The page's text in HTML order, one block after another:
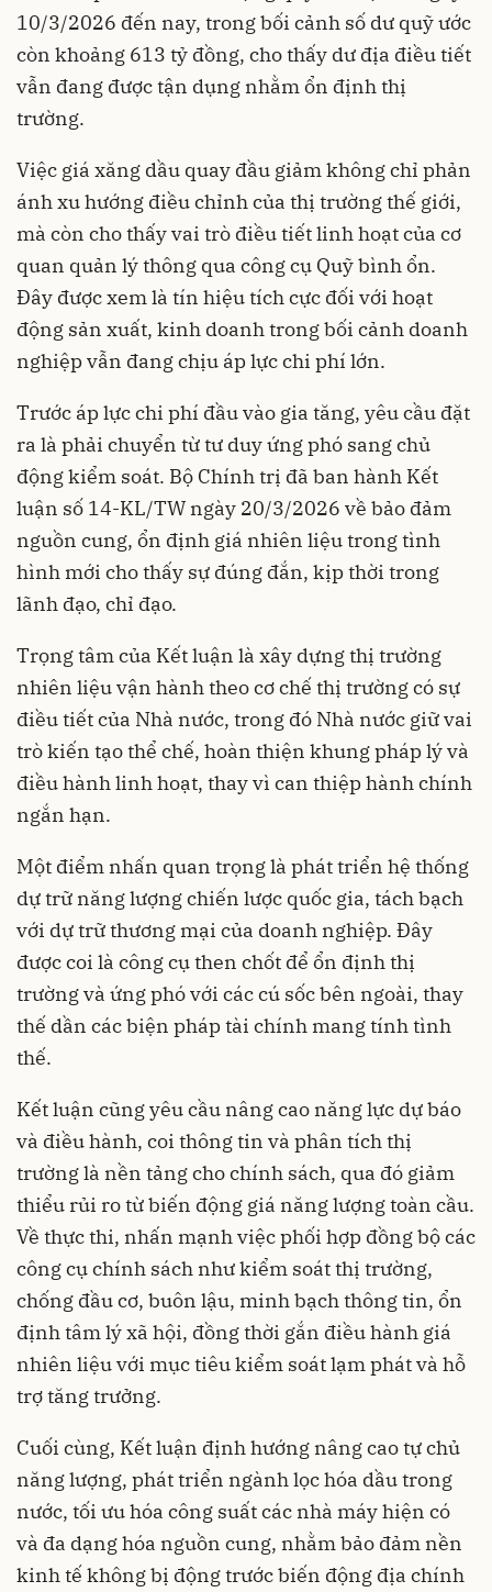
10/3/2026 đến nay, trong bối cảnh số dư quỹ ước
còn khoảng 613 tỷ đồng, cho thấy dư địa điều tiết
vẫn đang được tận dụng nhằm ổn định thị
trường.
Việc giá xăng dầu quay đầu giảm không chỉ phản
ánh xu hướng điều chỉnh của thị trường thế giới,
mà còn cho thấy vai trò điều tiết linh hoạt của cơ
quan quản lý thông qua công cụ Quỹ bình ổn.
Đây được xem là tín hiệu tích cực đối với hoạt
động sản xuất, kinh doanh trong bối cảnh doanh
nghiệp vẫn đang chịu áp lực chi phí lớn.
Trước áp lực chi phí đầu vào gia tăng, yêu cầu đặt
ra là phải chuyển từ tư duy ứng phó sang chủ
động kiểm soát. Bộ Chính trị đã ban hành Kết
luận số 14-KL/TW ngày 20/3/2026 về bảo đảm
nguồn cung, ổn định giá nhiên liệu trong tình
hình mới cho thấy sự đúng đắn, kịp thời trong
lãnh đạo, chỉ đạo.
Trọng tâm của Kết luận là xây dựng thị trường
nhiên liệu vận hành theo cơ chế thị trường có sự
điều tiết của Nhà nước, trong đó Nhà nước giữ vai
trò kiến tạo thể chế, hoàn thiện khung pháp lý và
điều hành linh hoạt, thay vì can thiệp hành chính
ngắn hạn.
Một điểm nhấn quan trọng là phát triển hệ thống
dự trữ năng lượng chiến lược quốc gia, tách bạch
với dự trữ thương mại của doanh nghiệp. Đây
được coi là công cụ then chốt để ổn định thị
trường và ứng phó với các cú sốc bên ngoài, thay
thế dần các biện pháp tài chính mang tính tình
thế.
Kết luận cũng yêu cầu nâng cao năng lực dự báo
và điều hành, coi thông tin và phân tích thị
trường là nền tảng cho chính sách, qua đó giảm
thiểu rủi ro từ biến động giá năng lượng toàn cầu.
Về thực thi, nhấn mạnh việc phối hợp đồng bộ các
công cụ chính sách như kiểm soát thị trường,
chống đầu cơ, buôn lậu, minh bạch thông tin, ổn
định tâm lý xã hội, đồng thời gắn điều hành giá
nhiên liệu với mục tiêu kiểm soát lạm phát và hỗ
trợ tăng trưởng.
Cuối cùng, Kết luận định hướng nâng cao tự chủ
năng lượng, phát triển ngành lọc hóa dầu trong
nước, tối ưu hóa công suất các nhà máy hiện có
và đa dạng hóa nguồn cung, nhằm bảo đảm nền
kinh tế không bị động trước biến động địa chính